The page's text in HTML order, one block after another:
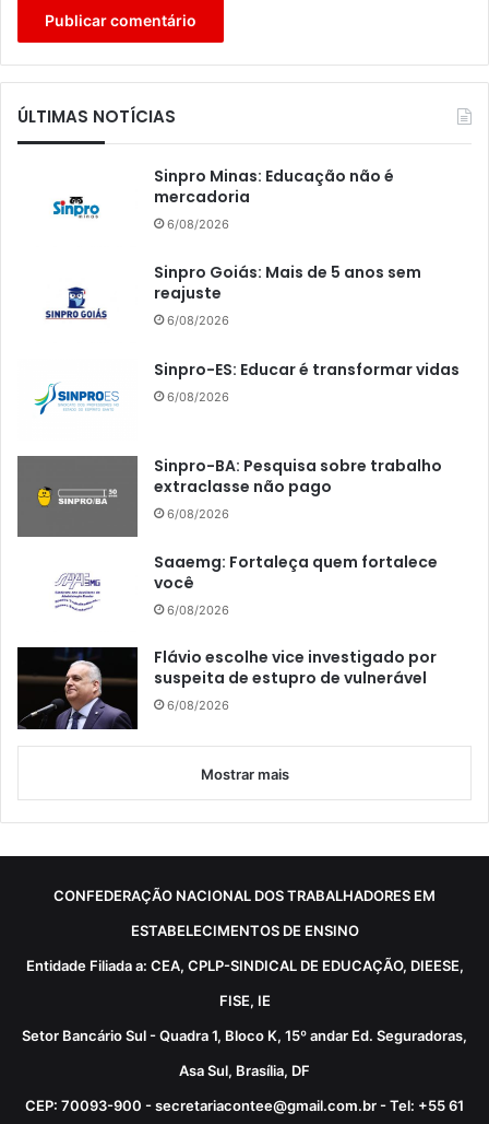
ÚLTIMAS NOTÍCIAS
Sinpro Minas: Educação não é
mercadoria
6/08/2026
Sinpro Goiás: Mais de 5 anos sem
reajuste
6/08/2026
Sinpro-ES: Educar é transformar vidas
6/08/2026
Sinpro-BA: Pesquisa sobre trabalho
extraclasse não pago
6/08/2026
Saaemg: Fortaleça quem fortalece
você
6/08/2026
Flávio escolhe vice investigado por
suspeita de estupro de vulnerável
6/08/2026
Mostrar mais
CONFEDERAÇÃO NACIONAL DOS TRABALHADORES EM
ESTABELECIMENTOS DE ENSINO
Entidade Filiada a: CEA, CPLP-SINDICAL DE EDUCAÇÃO, DIEESE,
FISE, IE
Setor Bancário Sul - Quadra 1, Bloco K, 15º andar Ed. Seguradoras,
Asa Sul, Brasília, DF
CEP: 70093-900 - secretariacontee@gmail.com.br - Tel: +55 61